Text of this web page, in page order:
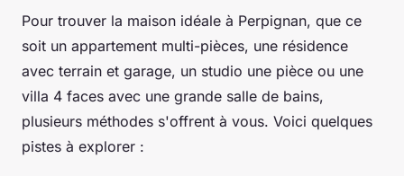
Pour trouver la maison idéale à Perpignan, que ce
soit un appartement multi-pièces, une résidence
avec terrain et garage, un studio une pièce ou une
villa 4 faces avec une grande salle de bains,
plusieurs méthodes s'offrent à vous. Voici quelques
pistes à explorer :